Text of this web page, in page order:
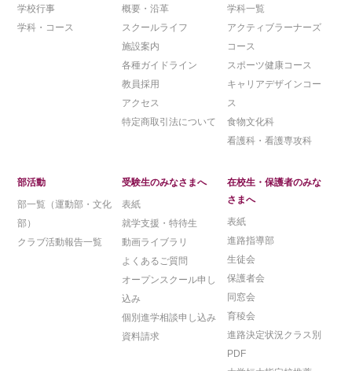
学校行事
学科・コース
概要・沿革
スクールライフ
施設案内
各種ガイドライン
教員採用
アクセス
特定商取引法について
学科一覧
アクティブラーナーズ
コース
スポーツ健康コース
キャリアデザインコー
ス
食物文化科
看護科・看護専攻科
部活動
部一覧（運動部・文化
部）
クラブ活動報告一覧
受験生のみなさまへ
表紙
就学支援・特待生
動画ライブラリ
よくあるご質問
オープンスクール申し
込み
個別進学相談申し込み
資料請求
在校生・保護者のみな
さまへ
表紙
進路指導部
生徒会
保護者会
同窓会
育稜会
進路決定状況クラス別
PDF